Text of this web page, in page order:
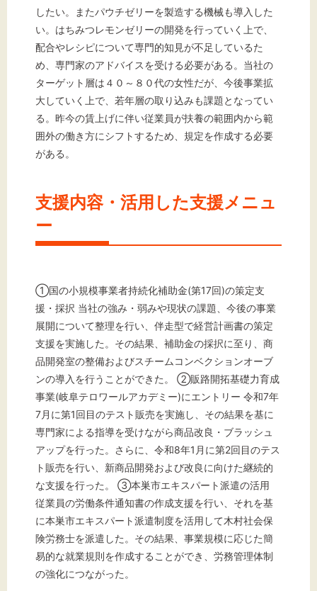
したい。またパウチゼリーを製造する機械も導入した
い。はちみつレモンゼリーの開発を行っていく上で、
配合やレシピについて専門的知見が不足しているた
め、専門家のアドバイスを受ける必要がある。当社の
ターゲット層は４０～８０代の女性だが、今後事業拡
大していく上で、若年層の取り込みも課題となってい
る。昨今の賃上げに伴い従業員が扶養の範囲内から範
囲外の働き方にシフトするため、規定を作成する必要
がある。
支援内容・活用した支援メニュ
ー
①国の小規模事業者持続化補助金(第17回)の策定支
援・採択 当社の強み・弱みや現状の課題、今後の事業
展開について整理を行い、伴走型で経営計画書の策定
支援を実施した。その結果、補助金の採択に至り、商
品開発室の整備およびスチームコンベクションオーブ
ンの導入を行うことができた。 ②販路開拓基礎力育成
事業(岐阜テロワールアカデミー)にエントリー 令和7年
7月に第1回目のテスト販売を実施し、その結果を基に
専門家による指導を受けながら商品改良・ブラッシュ
アップを行った。さらに、令和8年1月に第2回目のテス
ト販売を行い、新商品開発および改良に向けた継続的
な支援を行った。 ③本巣市エキスパート派遣の活用
従業員の労働条件通知書の作成支援を行い、それを基
に本巣市エキスパート派遣制度を活用して木村社会保
険労務士を派遣した。その結果、事業規模に応じた簡
易的な就業規則を作成することができ、労務管理体制
の強化につながった。